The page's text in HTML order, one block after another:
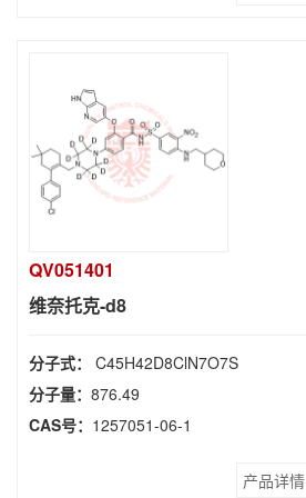
QV051401
维奈托克-d8
分子式： C45H42D8ClN7O7S
分子量： 876.49
CAS号： 1257051-06-1
产品详情